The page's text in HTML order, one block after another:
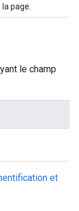
la page.
le champ
et